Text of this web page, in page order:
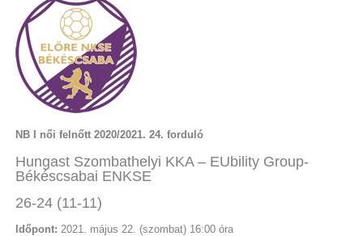
NB I női felnőtt 2020/2021. 24. forduló
Hungast Szombathelyi KKA – EUbility Group-
Békéscsabai ENKSE
26-24 (11-11)
Időpont: 2021. május 22. (szombat) 16:00 óra